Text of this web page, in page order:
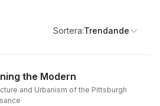
Sortera:Trendande
the Modern
and Urbanism of the Pittsburgh